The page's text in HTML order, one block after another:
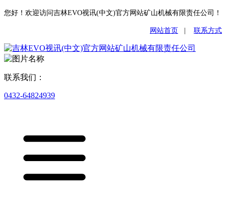
您好！欢迎访问吉林EVO视讯(中文)官方网站矿山机械有限责任公司！
网站首页 联系方式
联系我们：
0432-64824939